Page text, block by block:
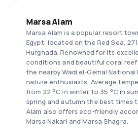
Marsa Alam
Marsa Alam is a popular resort
Egypt, located on the Red Sea,
Hurghada. Renowned for its
conditions and beautiful coral
the nearby Wadi el-Gemal
nature enthusiasts. Average
from 22 °C in winter to 35 °C in
spring and autumn the best times
Alam also offers eco-friendly
Marsa Nakari and Marsa Shagra.